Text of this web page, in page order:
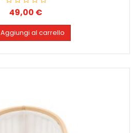
Prezzo
49,00 €
Aggiungi al carrello